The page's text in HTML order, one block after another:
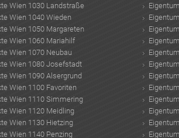
Wien 1030 Landstraße
Wien 1040 Wieden
Wien 1050 Margareten
Wien 1060 Mariahilf
Wien 1070 Neubau
Wien 1080 Josefstadt
Wien 1090 Alsergrund
Wien 1100 Favoriten
Wien 1110 Simmering
Wien 1120 Meidling
Wien 1130 Hietzing
Wien 1140 Penzing